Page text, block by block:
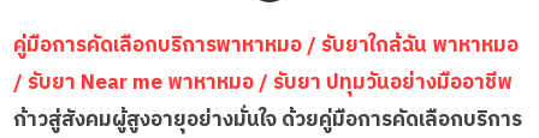
คู่มือการคัดเลือกบริการพาหาหมอ / รับยาใกล้ฉัน พาหาหมอ
/ รับยา Near me พาหาหมอ / รับยา ปทุมวันอย่างมืออาชีพ
ก้าวสู่สังคมผู้สูงอายุอย่างมั่นใจ ด้วยคู่มือการคัดเลือกบริการ